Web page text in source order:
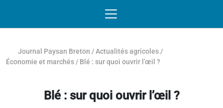
Journal Paysan Breton /Actualités agricoles /
Économie et marchés / Blé : sur quoi ouvrir l’œil ?
Blé : sur quoi ouvrir l’œil ?